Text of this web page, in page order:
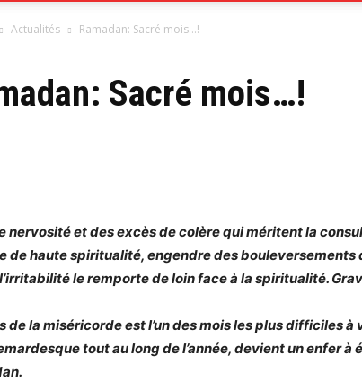
Actualités Ramadan: Sacré mois…!
Sacré mois…!
nervosité et des excès de colère qui méritent la
de haute spiritualité, engendre des bouleversements
le remporte de loin face à la spiritualité.
de la miséricorde est l’un des mois les plus difficiles à
tout au long de l’année, devient un enfer à